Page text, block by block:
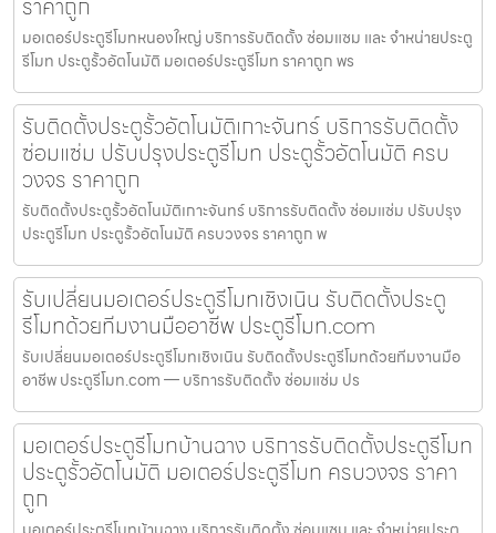
มอเตอร์ประตูรีโมทหนองใหญ่ บริการรับติดตั้ง ซ่อมแซม และ จำหน่ายประตู
รีโมท ประตูรั้วอัตโนมัติ มอเตอร์ประตูรีโมท ราคาถูก พร
รับติดตั้งประตูรั้วอัตโนมัติเกาะจันทร์ บริการรับติดตั้ง
ซ่อมแซ่ม ปรับปรุงประตูรีโมท ประตูรั้วอัตโนมัติ ครบ
วงจร ราคาถูก
รับติดตั้งประตูรั้วอัตโนมัติเกาะจันทร์ บริการรับติดตั้ง ซ่อมแซ่ม ปรับปรุง
ประตูรีโมท ประตูรั้วอัตโนมัติ ครบวงจร ราคาถูก พ
รับเปลี่ยนมอเตอร์ประตูรีโมทเชิงเนิน รับติดตั้งประตู
รีโมทด้วยทีมงานมืออาชีพ ประตูรีโมท.com
รับเปลี่ยนมอเตอร์ประตูรีโมทเชิงเนิน รับติดตั้งประตูรีโมทด้วยทีมงานมือ
อาชีพ ประตูรีโมท.com — บริการรับติดตั้ง ซ่อมแซ่ม ปร
มอเตอร์ประตูรีโมทบ้านฉาง บริการรับติดตั้งประตูรีโมท
ประตูรั้วอัตโนมัติ มอเตอร์ประตูรีโมท ครบวงจร ราคา
ถูก